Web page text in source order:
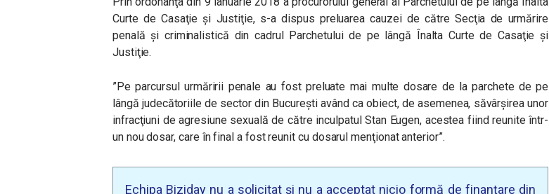
Curte de Casaţie şi Justiţie, s-a dispus preluarea cauzei de către Secţia de urmărire
penală şi criminalistică din cadrul Parchetului de pe lângă Înalta Curte de Casaţie şi
Justiţie.
”Pe parcursul urmăririi penale au fost preluate mai multe dosare de la parchete de pe
lângă judecătoriile de sector din Bucureşti având ca obiect, de asemenea, săvârşirea unor
infracţiuni de agresiune sexuală de către inculpatul Stan Eugen, acestea fiind reunite într-
un nou dosar, care în final a fost reunit cu dosarul menţionat anterior”.
Echipa Biziday nu a solicitat și nu a acceptat nicio formă de finanțare din